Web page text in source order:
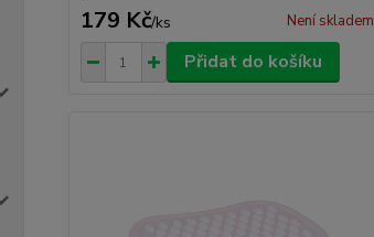
179 Kč/ks Není skladem
Přidat do košíku